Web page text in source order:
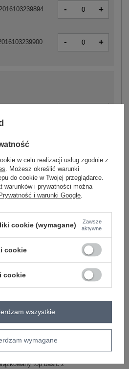
- +
- +
-
+
I ZOBACZ CENĘ
740 Zadaj pytanie
top basic z
w celu realizacji usług zgodnie z
. Możesz określić warunki
do cookie w Twojej przeglądarce.
warunków i prywatności można
i warunki Google
cookie (wymagane)
Zawsze
aktywne
cookie
cookie
wymagane
wszystkie